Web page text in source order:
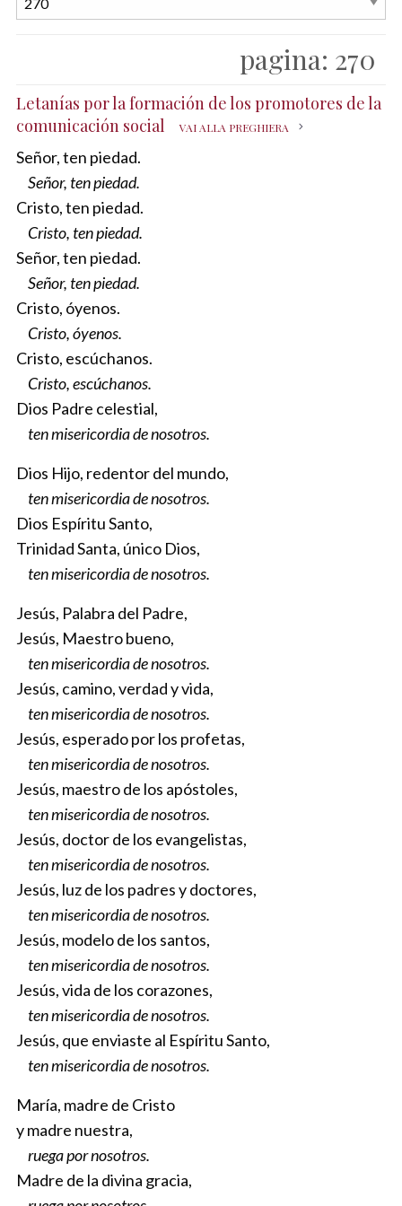
pagina: 270
Letanías por la formación de los promotores de la
comunicación social
VAI ALLA PREGHIERA
Señor, ten piedad.
Señor, ten piedad.
Cristo, ten piedad.
Cristo, ten piedad.
Señor, ten piedad.
Señor, ten piedad.
Cristo, óyenos.
Cristo, óyenos.
Cristo, escúchanos.
Cristo, escúchanos.
Dios Padre celestial,
ten misericordia de nosotros.
Dios Hijo, redentor del mundo,
ten misericordia de nosotros.
Dios Espíritu Santo,
Trinidad Santa, único Dios,
ten misericordia de nosotros.
Jesús, Palabra del Padre,
Jesús, Maestro bueno,
ten misericordia de nosotros.
Jesús, camino, verdad y vida,
ten misericordia de nosotros.
Jesús, esperado por los profetas,
ten misericordia de nosotros.
Jesús, maestro de los apóstoles,
ten misericordia de nosotros.
Jesús, doctor de los evangelistas,
ten misericordia de nosotros.
Jesús, luz de los padres y doctores,
ten misericordia de nosotros.
Jesús, modelo de los santos,
ten misericordia de nosotros.
Jesús, vida de los corazones,
ten misericordia de nosotros.
Jesús, que enviaste al Espíritu Santo,
ten misericordia de nosotros.
María, madre de Cristo
y madre nuestra,
ruega por nosotros.
Madre de la divina gracia,